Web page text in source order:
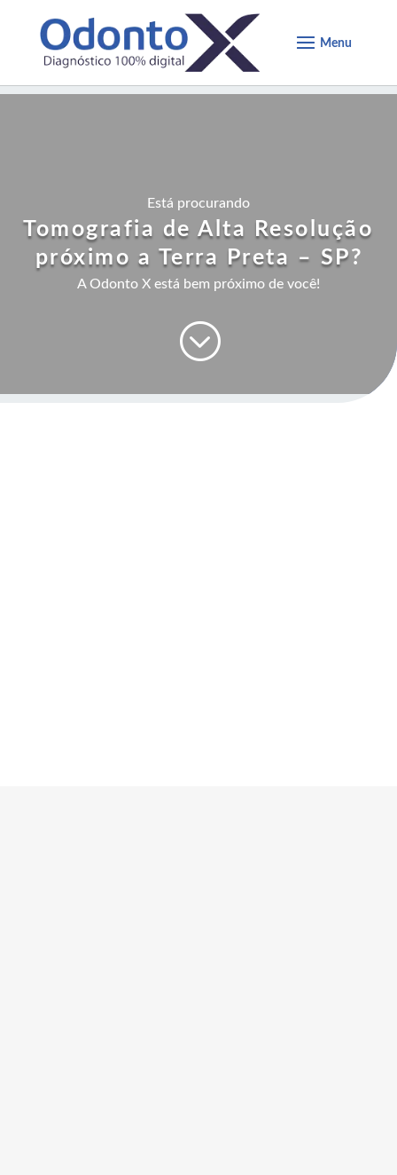
Está procurando
Tomografia de Alta Resolução
próximo a Terra Preta – SP?
A Odonto X está bem próximo de você!
;